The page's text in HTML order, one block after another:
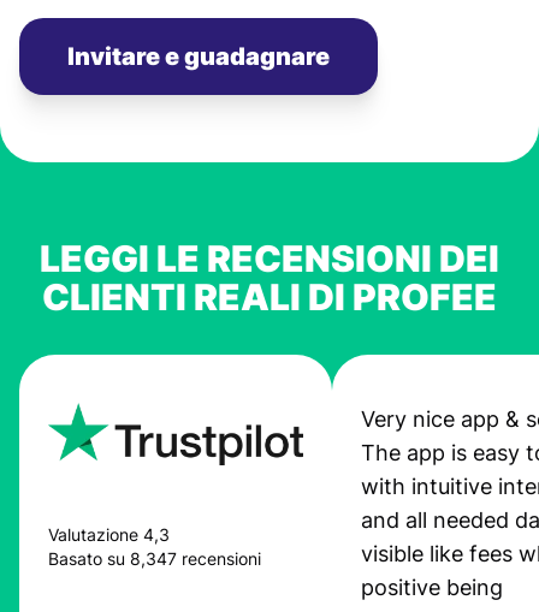
Invitare e guadagnare
LEGGI LE RECENSIONI DEI
CLIENTI REALI DI PROFEE
Valutazione 4,3
Basato su 8,347 recensioni
Very nice app &
The app is easy
with intuitive
and all needed
visible like fees
positive being